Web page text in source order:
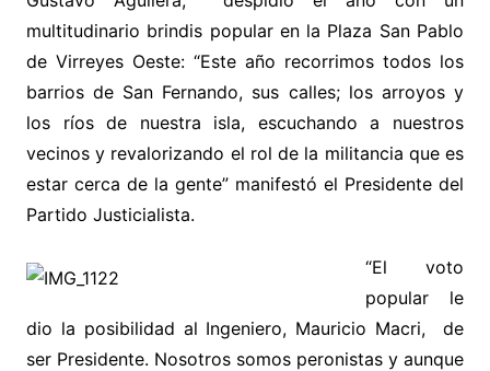
multitudinario brindis popular en la Plaza San Pablo
de Virreyes Oeste: “Este año recorrimos todos los
barrios de San Fernando, sus calles; los arroyos y
los ríos de nuestra isla, escuchando a nuestros
vecinos y revalorizando el rol de la militancia que es
estar cerca de la gente” manifestó el Presidente del
Partido Justicialista.
“El voto
popular le
dio la posibilidad al Ingeniero, Mauricio Macri, de
ser Presidente. Nosotros somos peronistas y aunque